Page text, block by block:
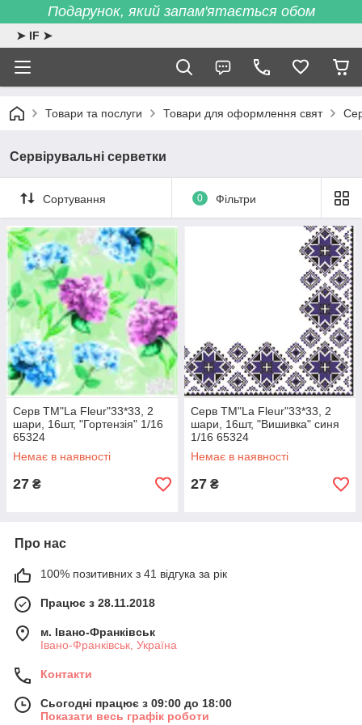
Подарунок, який запам'ятається обом
➤ IF ➤
Товари та послуги Товари для оформлення свят
Сервірувальні серветки
Сортування 0 Фільтри
Серв ТМ"La Fleur"33*33, 2
шари, 16шт, "Гортензія" 1/16
65324
Немає в наявності
27 ₴
Серв ТМ"La Fleur"33*33, 2
шари, 16шт, "Вишивка" синя
1/16 65324
Немає в наявності
27 ₴
Про нас
100% позитивних з 41 відгука за рік
Працює з 28.11.2018
м. Івано-Франківськ
Івано-Франківськ, Україна
Контакти
Сьогодні працює з 09:00 до 18:00
Показати весь графік роботи